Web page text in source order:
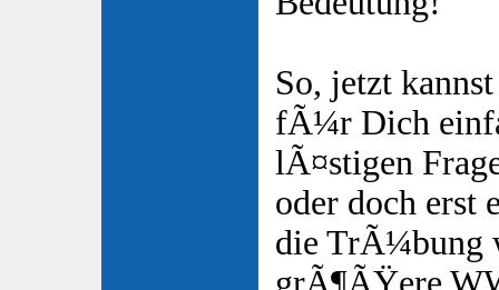
So, jetzt
fÃ¼r Dich
lÃ¤stigen
oder doch erst
die TrÃ¼bung